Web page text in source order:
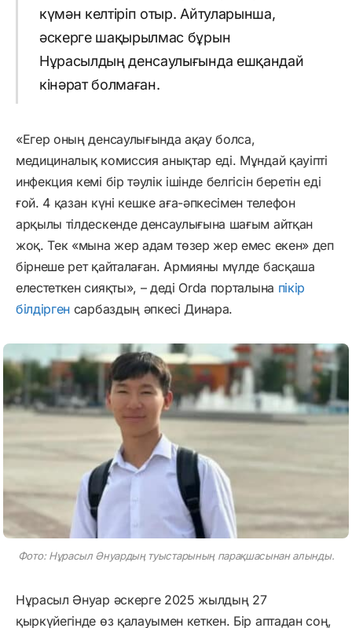
күмән келтіріп отыр. Айтуларынша,
әскерге шақырылмас бұрын
Нұрасылдың денсаулығында ешқандай
кінәрат болмаған.
«Егер оның денсаулығында ақау болса,
медициналық комиссия анықтар еді. Мұндай қауіпті
инфекция кемі бір тәулік ішінде белгісін беретін еді
ғой. 4 қазан күні кешке аға-әпкесімен телефон
арқылы тілдескенде денсаулығына шағым айтқан
жоқ. Тек «мына жер адам төзер жер емес екен» деп
бірнеше рет қайталаған. Армияны мүлде басқаша
елестеткен сияқты», – деді Orda порталына пікір
білдірген сарбаздың әпкесі Динара.
Фото: Нұрасыл Әнуардың туыстарының парақшасынан алынды.
Нұрасыл Әнуар әскерге 2025 жылдың 27
қыркүйегінде өз қалауымен кеткен. Бір аптадан соң,